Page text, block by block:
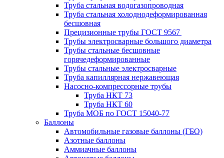
Труба стальная водогазопроводная
Труба стальная холоднодеформированная
бесшовная
Прецизионные трубы ГОСТ 9567
Трубы электросварные большого диаметра
Трубы стальные бесшовные
горячедеформированные
Трубы стальные электросварные
Труба капиллярная нержавеющая
Насосно-компрессорные трубы
Труба НКТ 73
Труба НКТ 60
Труба МОБ по ГОСТ 15040-77
Баллоны
Автомобильные газовые баллоны (ГБО)
Азотные баллоны
Аммиачные баллоны